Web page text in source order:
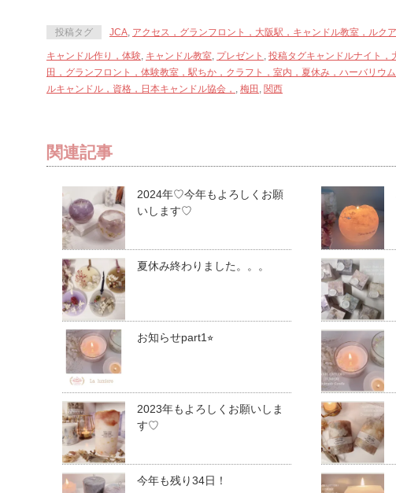
で
開
ま
す)
(新
し
ウ
ィ
ン
ド
ウ
で
開
ま
す)
投稿タグ JCA, アクセス，グランフロント，大阪駅，キャンドル教室，ルク
キャンドル作り，体験, キャンドル教室, プレゼント , 投稿タグキャンドルナイト，
田，グランフロント，体験教室，駅ちか，クラフト，室内，夏休み，ハーバリウ
ルキャンドル，資格，日本キャンドル協会， , 梅田 , 関西
関連記事
2024年♡今年もよろしくお願
いします♡
夏休み終わりました。。。
お知らせpart1⭐︎
2023年もよろしくお願いしま
す♡
今年も残り34日！